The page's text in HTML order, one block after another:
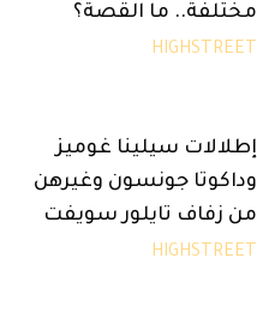
مختلفة.. ما القصة؟
HIGHSTREET
إطلالات سيلينا غوميز
وداكوتا جونسون وغيرهن
من زفاف تايلور سويفت
HIGHSTREET